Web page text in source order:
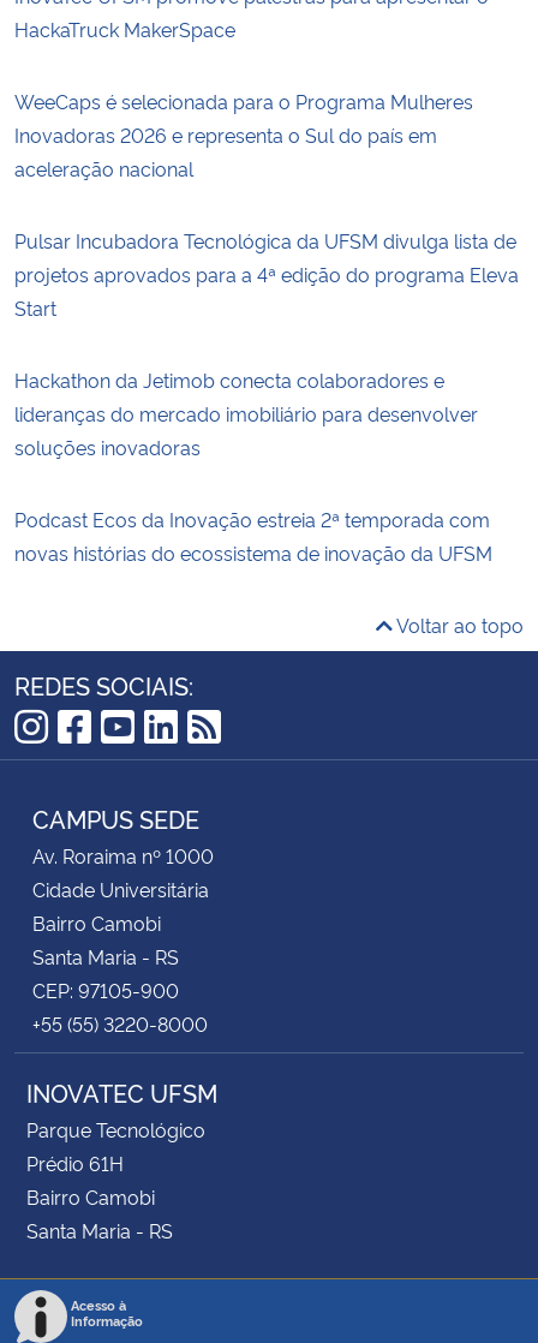
HackaTruck MakerSpace
WeeCaps é selecionada para o Programa Mulheres
Inovadoras 2026 e representa o Sul do país em
aceleração nacional
Pulsar Incubadora Tecnológica da UFSM divulga lista de
projetos aprovados para a 4ª edição do programa Eleva
Start
Hackathon da Jetimob conecta colaboradores e
lideranças do mercado imobiliário para desenvolver
soluções inovadoras
Podcast Ecos da Inovação estreia 2ª temporada com
novas histórias do ecossistema de inovação da UFSM
Voltar ao topo
REDES SOCIAIS:
Instagram
Facebook
YouTube
LinkedIn
RSS
CAMPUS SEDE
Av. Roraima nº 1000
Cidade Universitária
Bairro Camobi
Santa Maria - RS
CEP: 97105-900
+55 (55) 3220-8000
INOVATEC UFSM
Parque Tecnológico
Prédio 61H
Bairro Camobi
Santa Maria - RS
Acesso à
Informação